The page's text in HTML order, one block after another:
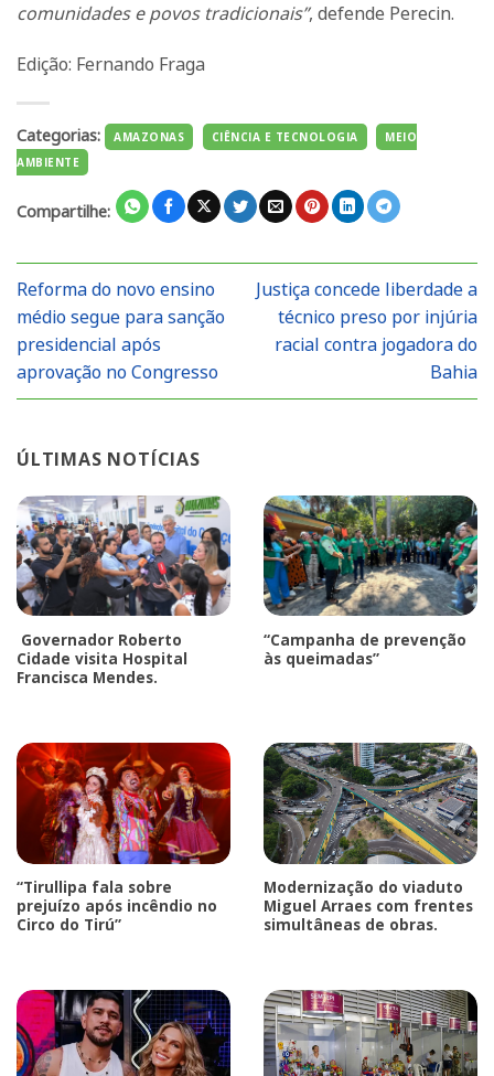
comunidades e povos tradicionais”, defende Perecin.
Edição: Fernando Fraga
Categorias: AMAZONAS CIÊNCIA E TECNOLOGIA
MEIO
AMBIENTE
Compartilhe:
Reforma do novo ensino
médio segue para sanção
presidencial após
aprovação no Congresso
Justiça concede liberdade a
técnico preso por injúria
racial contra jogadora do
Bahia
ÚLTIMAS NOTÍCIAS
Governador Roberto
Cidade visita Hospital
Francisca Mendes.
“Campanha de prevenção
às queimadas”
“Tirullipa fala sobre
prejuízo após incêndio no
Circo do Tirú”
Modernização do viaduto
Miguel Arraes com frentes
simultâneas de obras.